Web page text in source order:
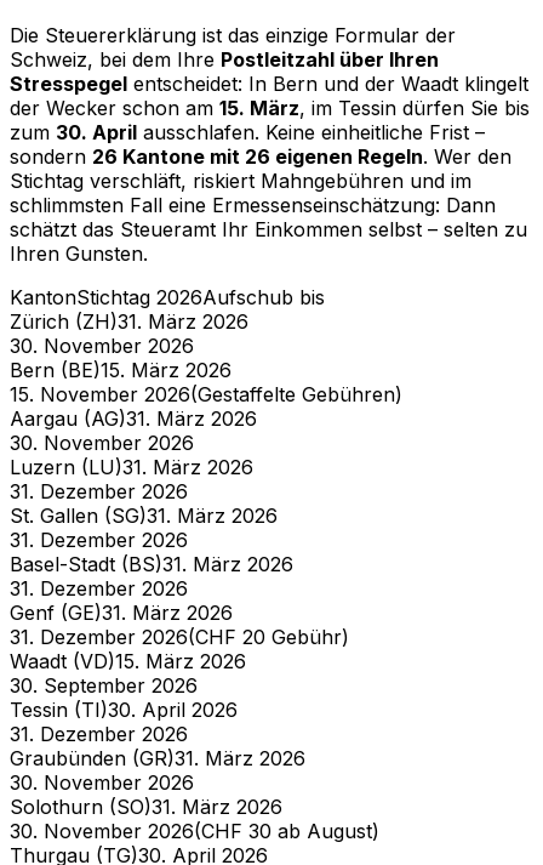
Die Steuererklärung ist das einzige Formular der
Schweiz, bei dem Ihre Postleitzahl über Ihren
Stresspegel entscheidet: In Bern und der Waadt klingelt
der Wecker schon am 15. März, im Tessin dürfen Sie bis
zum 30. April ausschlafen. Keine einheitliche Frist –
sondern 26 Kantone mit 26 eigenen Regeln. Wer den
Stichtag verschläft, riskiert Mahngebühren und im
schlimmsten Fall eine Ermessenseinschätzung: Dann
schätzt das Steueramt Ihr Einkommen selbst – selten zu
Ihren Gunsten.
KantonStichtag 2026Aufschub bis
Zürich (ZH)31. März 2026
30. November 2026
Bern (BE)15. März 2026
15. November 2026(Gestaffelte Gebühren)
Aargau (AG)31. März 2026
30. November 2026
Luzern (LU)31. März 2026
31. Dezember 2026
St. Gallen (SG)31. März 2026
31. Dezember 2026
Basel-Stadt (BS)31. März 2026
31. Dezember 2026
Genf (GE)31. März 2026
31. Dezember 2026(CHF 20 Gebühr)
Waadt (VD)15. März 2026
30. September 2026
Tessin (TI)30. April 2026
31. Dezember 2026
Graubünden (GR)31. März 2026
30. November 2026
Solothurn (SO)31. März 2026
30. November 2026(CHF 30 ab August)
Thurgau (TG)30. April 2026